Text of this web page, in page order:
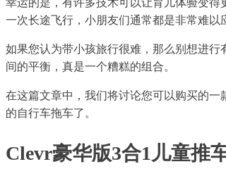
幸运的是，有许多技术可以让育儿体验变
一次长途飞行，小朋友们通常都是非常难以
如果您认为带小孩旅行很难，那么别想进
间的平衡，真是一个糟糕的组合。
在这篇文章中，我们将讨论您可以购买的
的自行车拖车了。
Clevr豪华版3合1儿童推